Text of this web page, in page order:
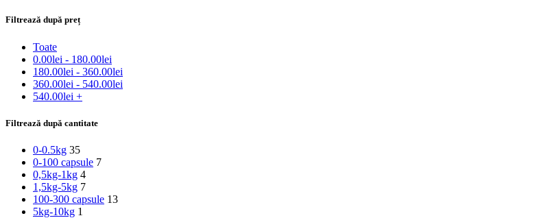
Filtrează după preț
Toate
0.00lei - 180.00lei
180.00lei - 360.00lei
360.00lei - 540.00lei
540.00lei +
Filtrează după cantitate
0-0.5kg 35
0-100 capsule 7
0,5kg-1kg 4
1,5kg-5kg 7
100-300 capsule 13
5kg-10kg 1